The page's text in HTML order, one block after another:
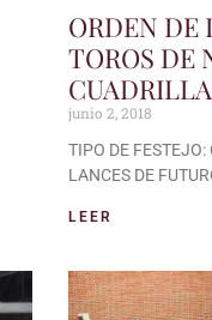
ORDEN DE
TOROS DE
junio 2, 2018
TIPO DE
LANCES DE
LEER